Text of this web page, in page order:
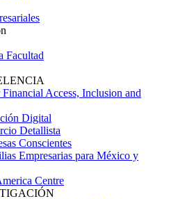
Facultad
Access, Inclusion and
Digital
Detallista
Conscientes
Empresarias para México y
Centre